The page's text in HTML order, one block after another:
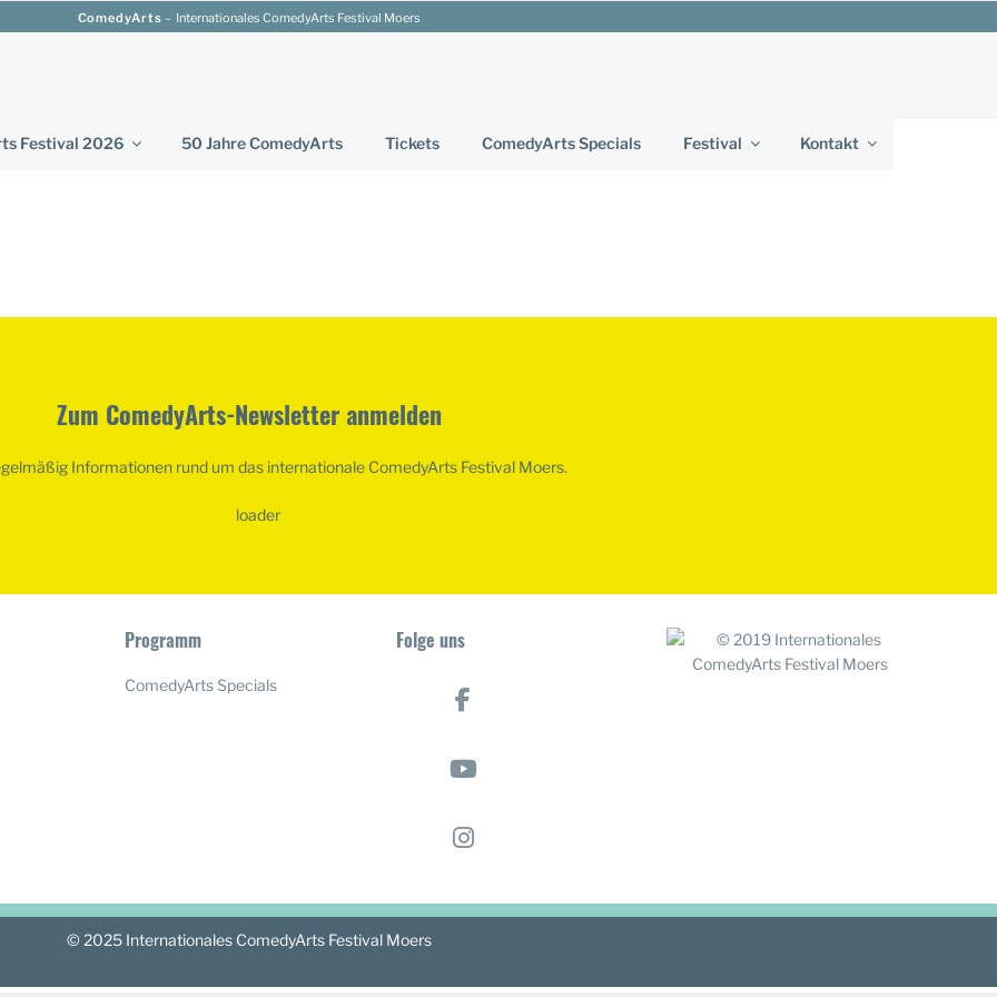
ComedyArts – Internationales ComedyArts Festival Moers
Festival 2026 50 Jahre ComedyArts Tickets ComedyArts Specials Festival Kontakt
Zum ComedyArts-Newsletter anmelden
Informationen rund um das internationale ComedyArts Festival Moers.
Programm
ComedyArts Specials
Folge uns
© 2025 Internationales ComedyArts Festival Moers